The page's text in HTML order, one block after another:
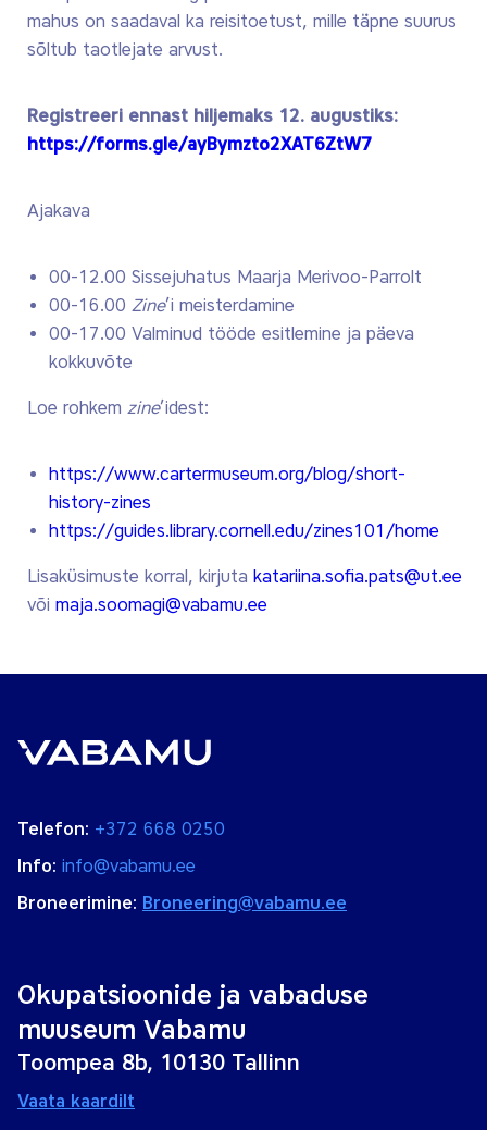
mahus on saadaval ka reisitoetust, mille täpne suurus
sõltub taotlejate arvust.
Registreeri ennast hiljemaks 12. augustiks:
https://forms.gle/ayBymzto2XAT6ZtW7
Ajakava
00-12.00 Sissejuhatus Maarja Merivoo-Parrolt
00-16.00 Zine’i meisterdamine
00-17.00 Valminud tööde esitlemine ja päeva
kokkuvõte
Loe rohkem zine’idest:
https://www.cartermuseum.org/blog/short-
history-zines
https://guides.library.cornell.edu/zines101/home
Lisaküsimuste korral, kirjuta katariina.sofia.pats@ut.ee
või maja.soomagi@vabamu.ee
Telefon: +372 668 0250
Info: info@vabamu.ee
Broneerimine: Broneering@vabamu.ee
Okupatsioonide ja vabaduse
muuseum Vabamu
Toompea 8b, 10130 Tallinn
Vaata kaardilt